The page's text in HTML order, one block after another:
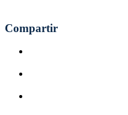
Compartir